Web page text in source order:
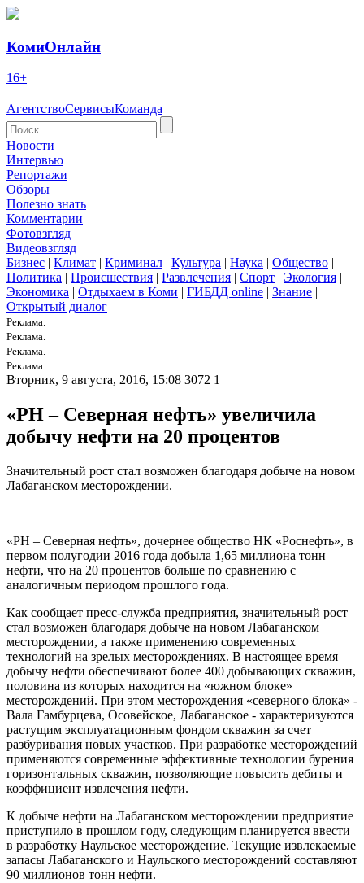
КомиОнлайн
16+
АгентствоСервисыКоманда
Новости
Интервью
Репортажи
Обзоры
Полезно знать
Комментарии
Фотовзгляд
Видеовзгляд
Бизнес | Климат | Криминал | Культура | Наука | Общество |
Политика | Происшествия | Развлечения | Спорт | Экология |
Экономика | Отдыхаем в Коми | ГИБДД online | Знание |
Открытый диалог
Реклама.
Реклама.
Реклама.
Реклама.
Вторник, 9 августа, 2016, 15:08 3072 1
«РН – Северная нефть» увеличила
добычу нефти на 20 процентов
Значительный рост стал возможен благодаря добыче на новом
Лабаганском месторождении.
«РН – Северная нефть», дочернее общество НК «Роснефть», в
первом полугодии 2016 года добыла 1,65 миллиона тонн
нефти, что на 20 процентов больше по сравнению с
аналогичным периодом прошлого года.
Как сообщает пресс-служба предприятия, значительный рост
стал возможен благодаря добыче на новом Лабаганском
месторождении, а также применению современных
технологий на зрелых месторождениях. В настоящее время
добычу нефти обеспечивают более 400 добывающих скважин,
половина из которых находится на «южном блоке»
месторождений. При этом месторождения «северного блока» -
Вала Гамбурцева, Осовейское, Лабаганское - характеризуются
растущим эксплуатационным фондом скважин за счет
разбуривания новых участков. При разработке месторождений
применяются современные эффективные технологии бурения
горизонтальных скважин, позволяющие повысить дебиты и
коэффициент извлечения нефти.
К добыче нефти на Лабаганском месторождении предприятие
приступило в прошлом году, следующим планируется ввести
в разработку Наульское месторождение. Текущие извлекаемые
запасы Лабаганского и Наульского месторождений составляют
90 миллионов тонн нефти.